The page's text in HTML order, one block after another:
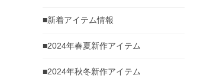
■新着アイテム情報
■2024年春夏新作アイテム
■2024年秋冬新作アイテム